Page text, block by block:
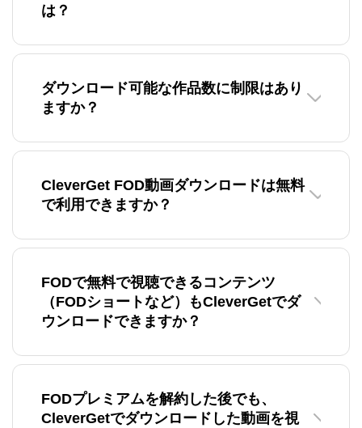
は？
ダウンロード可能な作品数に制限はあり
ますか？
CleverGet FOD動画ダウンロードは無料
で利用できますか？
FODで無料で視聴できるコンテンツ
（FODショートなど）もCleverGetでダ
ウンロードできますか？
FODプレミアムを解約した後でも、
CleverGetでダウンロードした動画を視